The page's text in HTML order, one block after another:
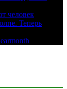
человек
Теперь